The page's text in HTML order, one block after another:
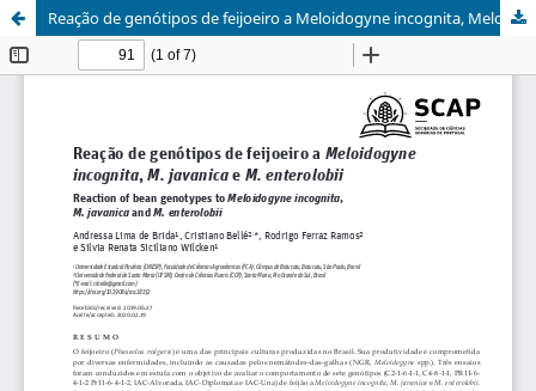
Reação de genótipos de feijoeiro a Meloidogyne incognita, Meloidogyne javanica e Meloidogyne enterolobii